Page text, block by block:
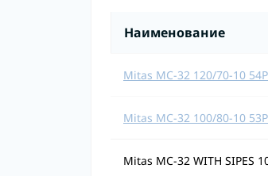
Наименование
Mitas MC-32 120/70-10
Mitas MC-32 100/80-10
Mitas MC-32 WITH SIPES